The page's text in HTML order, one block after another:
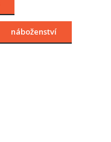
náboženství